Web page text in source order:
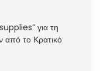
για τη
από το Κρατικό